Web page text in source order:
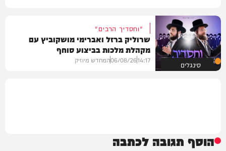
סינגלים
"וחסדיך הרבים"
שרוליק ברזל ואברימי מושקוביץ עם
מקהלת מלכות בביצוע סוחף
14:17
06/08/26המחדש מיוזיק
הוסף תגובה לכתבה